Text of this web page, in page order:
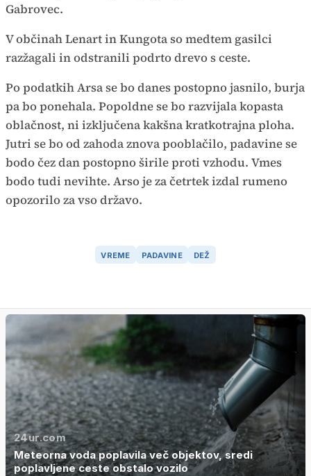
Gabrovec.
V občinah Lenart in Kungota so medtem gasilci
razžagali in odstranili podrto drevo s ceste.
Po podatkih Arsa se bo danes postopno jasnilo, burja
pa bo ponehala. Popoldne se bo razvijala kopasta
oblačnost, ni izključena kakšna kratkotrajna ploha.
Jutri se bo od zahoda znova pooblačilo, padavine se
bodo čez dan postopno širile proti vzhodu. Vmes
bodo tudi nevihte. Arso je za četrtek izdal rumeno
opozorilo za vso državo.
VREME PADAVINE DEŽ
24ur.com
Meteorna voda poplavila več objektov, sredi
poplavljene ceste obstalo vozilo